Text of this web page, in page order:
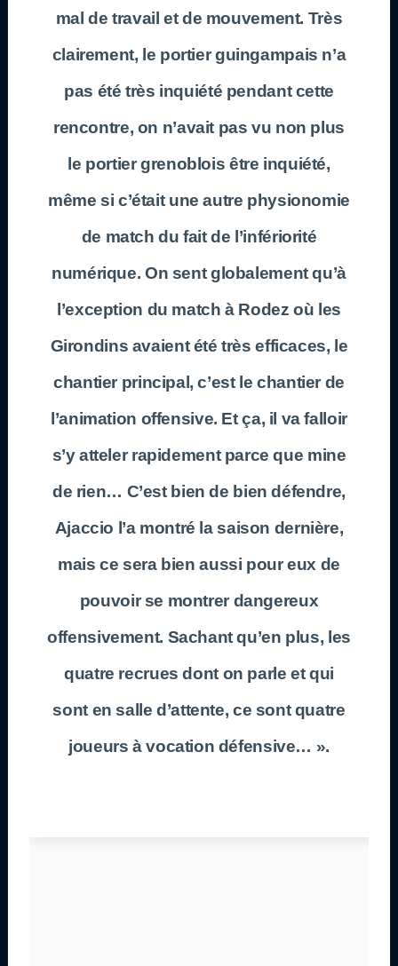
mal de travail et de mouvement. Très
clairement, le portier guingampais n’a
pas été très inquiété pendant cette
rencontre, on n’avait pas vu non plus
le portier grenoblois être inquiété,
même si c’était une autre physionomie
de match du fait de l’infériorité
numérique. On sent globalement qu’à
l’exception du match à Rodez où les
Girondins avaient été très efficaces, le
chantier principal, c’est le chantier de
l’animation offensive. Et ça, il va falloir
s’y atteler rapidement parce que mine
de rien… C’est bien de bien défendre,
Ajaccio l’a montré la saison dernière,
mais ce sera bien aussi pour eux de
pouvoir se montrer dangereux
offensivement. Sachant qu’en plus, les
quatre recrues dont on parle et qui
sont en salle d’attente, ce sont quatre
joueurs à vocation défensive… ».